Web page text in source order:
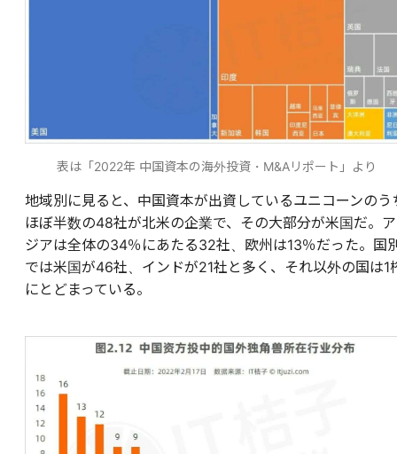
表は「2022年 中国資本の海外投資・M&Aリポート」より
地域別に見ると、中国資本が出資しているユニコーンのう
ほぼ半数の48社が北米の企業で、その大部分が米国だ。ア
ジアは全体の34％にあたる32社、欧州は13％だった。国
では米国が46社、インドが21社と多く、それ以外の国は1
にとどまっている。